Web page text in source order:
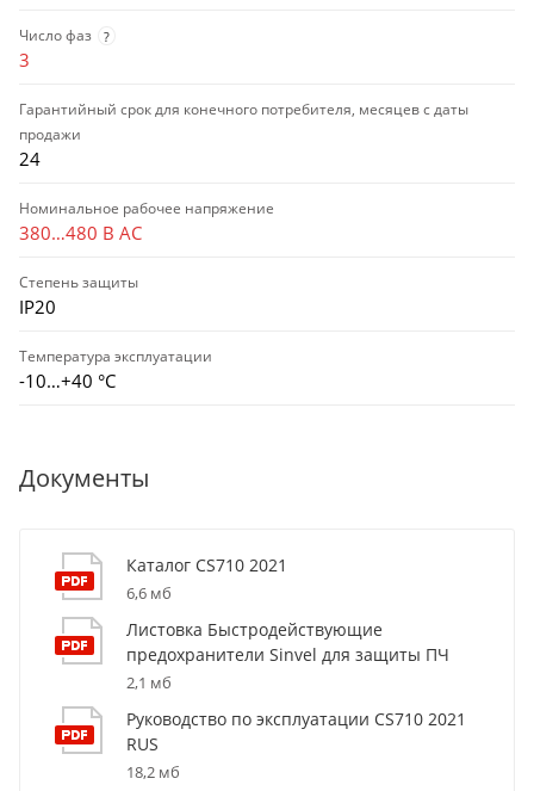
Число фаз ?
3
Гарантийный срок для конечного потребителя, месяцев с даты
продажи
24
Номинальное рабочее напряжение
380…480 В AC
Степень защиты
IP20
Температура эксплуатации
-10…+40 °С
Документы
Каталог CS710 2021
6,6 мб
Листовка Быстродействующие
предохранители Sinvel для защиты ПЧ
2,1 мб
Руководство по эксплуатации CS710 2021
RUS
18,2 мб